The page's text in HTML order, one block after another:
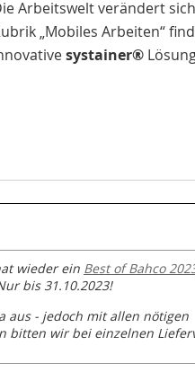
Arbeitswelt verändert
„Mobiles Arbeiten“
systainer®
wieder ein Best of Bahco
bis 31.10.2023!
aus - jedoch mit allen nötigen
bitten wir bei einzelnen